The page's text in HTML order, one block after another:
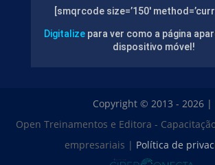
[smqrcode size=’150′
Digitalize para ver como a página
dispositivo móvel!
Copyright © 2013 - 2026 |
Open Treinamentos e Editora -
empresariais | Política de